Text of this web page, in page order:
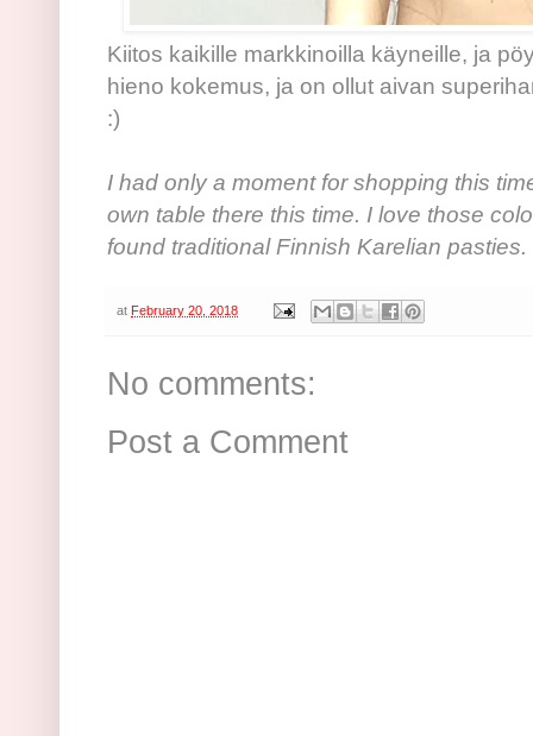
Kiitos kaikille markkinoilla käyneille, ja
hieno kokemus, ja on ollut aivan
:)
I had only a moment for shopping this
own table there this time. I love those
found traditional Finnish Karelian pasties.
at February 20, 2018
No comments:
Post a Comment